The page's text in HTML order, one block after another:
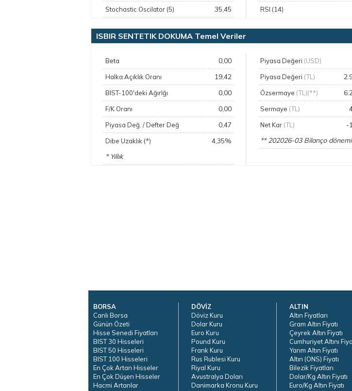
Stochastic Oscilator (5) 35,45 RSI (14)
ISBIR SENTETIK DOKUMA Temel Veriler
Beta 0,00
Halka Açıklık Oranı 19,42
BIST-100'deki Ağırlğı 0,00
F/K Oranı 0,00
Piyasa Değ. / Defter Değ 0,47
Dibe Uzaklık (*)
4,35%
* Yıllık
Piyasa Değeri (USD)
Piyasa Değeri (TL)
Özsermaye (TL)(**)
Sermaye (TL)
Net Kar (TL)
-
** 202026-03 Bilanço
BORSA
Canlı Borsa
Günün Özeti
Hisse Senedi Fiyatları
BIST 30 Hisseleri
BIST 50 Hisseleri
BIST 100 Hisseleri
En Çok Artan Hisseler
En Çok Düşen Hisseler
Hacmi Artanlar
DÖVİZ
Döviz Kuru
Dolar Kuru
Euro Kuru
Pound Kuru
Frank Kuru
Rus Rublesi Kuru
Riyal Kuru
Avustralya Doları
Danimarka Kronu Kuru
ALTIN
Altın Fiyatları
Gram Altın Fiyatı
Çeyrek Altın Fiyatı
Cumhuriyet Altını
Yarım Altın Fiyatı
Altın (ONS) Fiyatı
Bilezik Fiyatları
Dolar/Kg Altın Fiyatı
Euro/Kg Altın Fiyatı